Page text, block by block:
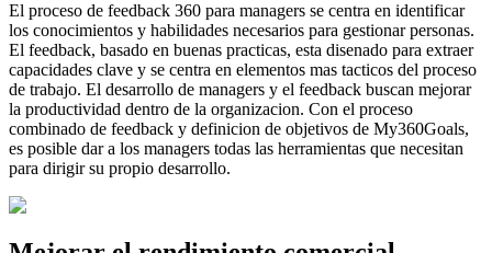
El proceso de feedback 360 para managers se centra en identificar
los conocimientos y habilidades necesarios para gestionar personas.
El feedback, basado en buenas practicas, esta disenado para extraer
capacidades clave y se centra en elementos mas tacticos del proceso
de trabajo. El desarrollo de managers y el feedback buscan mejorar
la productividad dentro de la organizacion. Con el proceso
combinado de feedback y definicion de objetivos de My360Goals,
es posible dar a los managers todas las herramientas que necesitan
para dirigir su propio desarrollo.